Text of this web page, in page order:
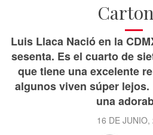
Luis Llaca Nació en la
sesenta. Es el cuarto de
que tiene una excelente
algunos viven súper lejos.
una
16 DE JUNIO,